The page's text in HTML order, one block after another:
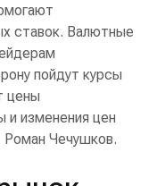
ставок. Валютные
пойдут курсы
цены
и изменения цен
Чечушков.